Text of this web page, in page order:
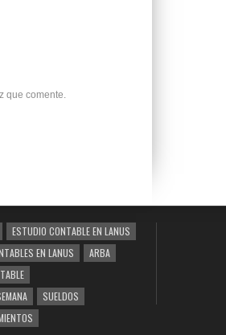
que comente.
ESTUDIO CONTABLE EN LANUS
EN LANUS
ARBA
SUELDOS